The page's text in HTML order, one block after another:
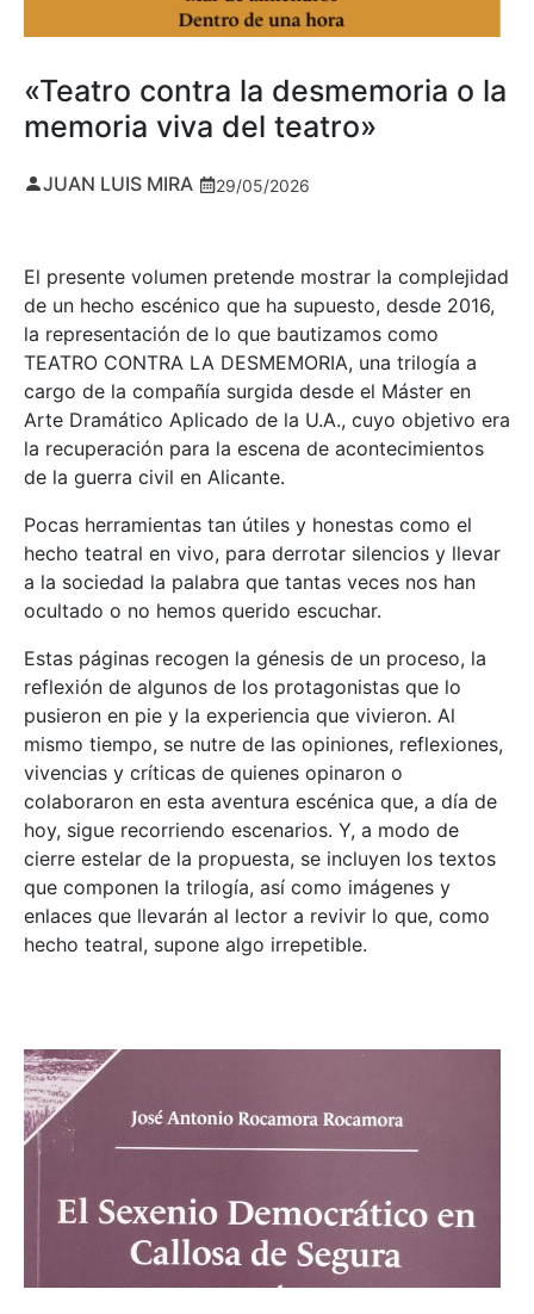
«Teatro contra la desmemoria o la
memoria viva del teatro»
JUAN LUIS MIRA 29/05/2026
El presente volumen pretende mostrar la complejidad
de un hecho escénico que ha supuesto, desde 2016,
la representación de lo que bautizamos como
TEATRO CONTRA LA DESMEMORIA, una trilogía a
cargo de la compañía surgida desde el Máster en
Arte Dramático Aplicado de la U.A., cuyo objetivo era
la recuperación para la escena de acontecimientos
de la guerra civil en Alicante.
Pocas herramientas tan útiles y honestas como el
hecho teatral en vivo, para derrotar silencios y llevar
a la sociedad la palabra que tantas veces nos han
ocultado o no hemos querido escuchar.
Estas páginas recogen la génesis de un proceso, la
reflexión de algunos de los protagonistas que lo
pusieron en pie y la experiencia que vivieron. Al
mismo tiempo, se nutre de las opiniones, reflexiones,
vivencias y críticas de quienes opinaron o
colaboraron en esta aventura escénica que, a día de
hoy, sigue recorriendo escenarios. Y, a modo de
cierre estelar de la propuesta, se incluyen los textos
que componen la trilogía, así como imágenes y
enlaces que llevarán al lector a revivir lo que, como
hecho teatral, supone algo irrepetible.